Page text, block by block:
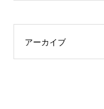
アーカイブ